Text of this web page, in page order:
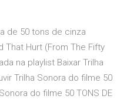
de 50 tons de cinza
That Hurt (From The Fifty
na playlist Baixar Trilha
Trilha Sonora do filme 50
do filme 50 TONS DE